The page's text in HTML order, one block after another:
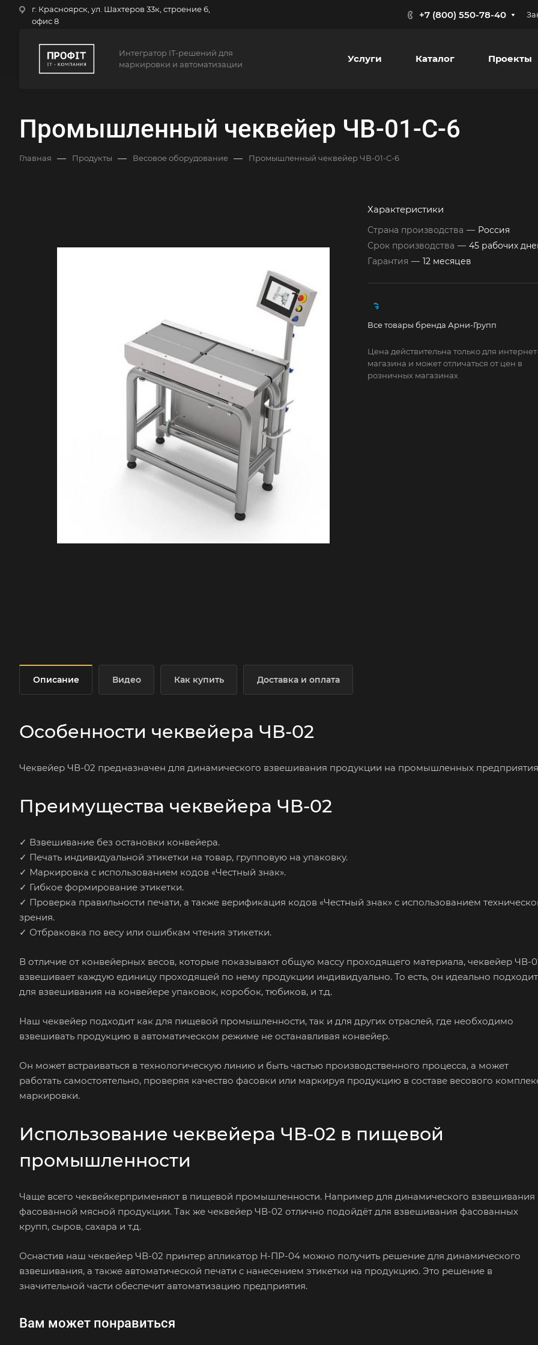
г. Красноярск, ул. Шахтеров 33к, строение 6,
офис 8
+7 (800) 550-78-40
Интегратор IT-решений для
маркировки и автоматизации
Услуги Каталог Проекты
Промышленный чеквейер ЧВ-01-С-6
Главная — Продукты — Весовое оборудование — Промышленный чеквейер ЧВ-01-С-6
Характеристики
Страна производства — Россия
Срок производства — 45 рабочих
Гарантия — 12 месяцев
Все товары бренда Арни-Групп
Цена действительна только для
магазина и может отличаться от цен в
розничных магазинах
Описание Видео Как купить Доставка и оплата
Особенности чеквейера ЧВ-02
Чеквейер ЧВ-02 предназначен для динамического взвешивания продукции на промышленных
Преимущества чеквейера ЧВ-02
✓ Взвешивание без остановки конвейера.
✓ Печать индивидуальной этикетки на товар, групповую на упаковку.
✓ Маркировка с использованием кодов «Честный знак».
✓ Гибкое формирование этикетки.
✓ Проверка правильности печати, а также верификация кодов «Честный знак» с использованием
зрения.
✓ Отбраковка по весу или ошибкам чтения этикетки.
В отличие от конвейерных весов, которые показывают общую массу проходящего материала, чеквейер ЧВ-
взвешивает каждую единицу проходящей по нему продукции индивидуально. То есть, он идеально подходит
для взвешивания на конвейере упаковок, коробок, тюбиков, и т.д.
Наш чеквейер подходит как для пищевой промышленности, так и для других отраслей, где необходимо
взвешивать продукцию в автоматическом режиме не останавливая конвейер.
Он может встраиваться в технологическую линию и быть частью производственного процесса, а может
работать самостоятельно, проверяя качество фасовки или маркируя продукцию в составе весового
маркировки.
Использование чеквейера ЧВ-02 в пищевой
промышленности
Чаще всего чеквейкерприменяют в пищевой промышленности. Например для динамического взвешивания
фасованной мясной продукции. Так же чеквейер ЧВ-02 отлично подойдёт для взвешивания фасованных
крупп, сыров, сахара и т.д.
Оснастив наш чеквейер ЧВ-02 принтер апликатор Н-ПР-04 можно получить решение для динамического
взвешивания, а также автоматической печати с нанесением этикетки на продукцию. Это решение в
значительной части обеспечит автоматизацию предприятия.
Вам может понравиться